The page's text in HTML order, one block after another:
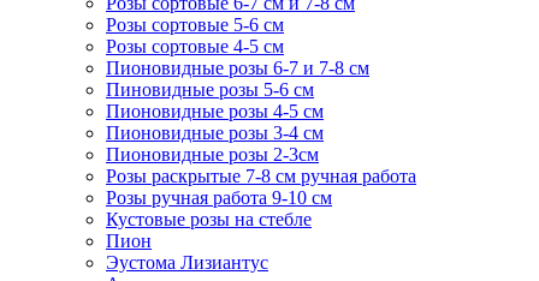
Розы сортовые 5-6 см
Розы сортовые 4-5 см
Пионовидные розы 6-7 и 7-8 см
Пиновидные розы 5-6 см
Пионовидные розы 4-5 см
Пионовидные розы 3-4 см
Пионовидные розы 2-3см
Розы раскрытые 7-8 см ручная работа
Розы ручная работа 9-10 см
Кустовые розы на стебле
Пион
Эустома Лизиантус